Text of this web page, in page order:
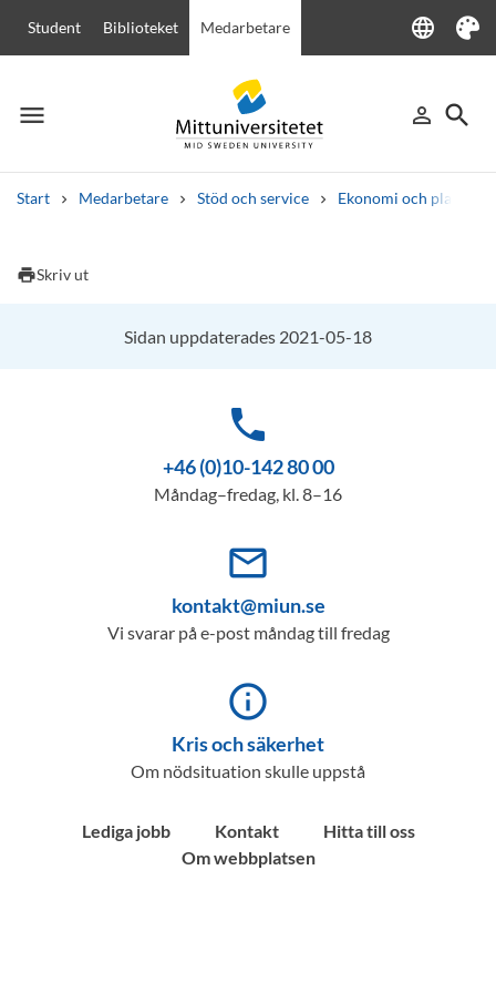
Student Biblioteket Medarbetare language
Language
Tema
menu
Meny person_outline
Logga in
search
Sök
Start Medarbetare Stöd och service Ekonomi och planering
Andra söktjänster
printSkriv ut
Sidan uppdaterades 2021-05-18
phone
+46 (0)10-142 80 00
Måndag–fredag, kl. 8–16
mail_outline
kontakt@miun.se
Vi svarar på e-post måndag till fredag
info_outline
Kris och säkerhet
Om nödsituation skulle uppstå
Lediga jobb Kontakt
Hitta till oss
Om webbplatsen